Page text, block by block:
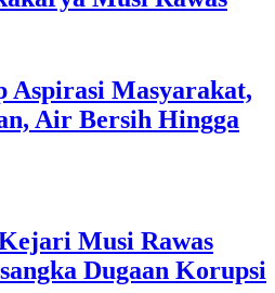
Aspirasi Masyarakat,
Air Bersih Hingga
Musi Rawas
Dugaan Korupsi